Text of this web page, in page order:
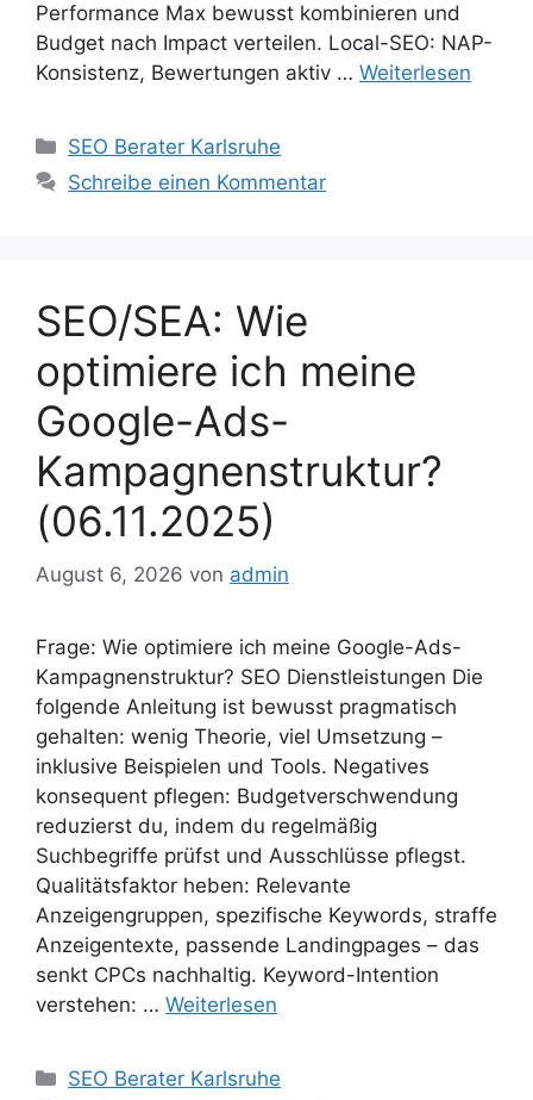
Performance Max bewusst kombinieren und
Budget nach Impact verteilen. Local-SEO: NAP-
Konsistenz, Bewertungen aktiv … Weiterlesen
Kategorien
SEO Berater Karlsruhe
Schreibe einen Kommentar
SEO/SEA: Wie
optimiere ich meine
Google-Ads-
Kampagnenstruktur?
(06.11.2025)
August 6, 2026 von admin
Frage: Wie optimiere ich meine Google-Ads-
Kampagnenstruktur? SEO Dienstleistungen Die
folgende Anleitung ist bewusst pragmatisch
gehalten: wenig Theorie, viel Umsetzung –
inklusive Beispielen und Tools. Negatives
konsequent pflegen: Budgetverschwendung
reduzierst du, indem du regelmäßig
Suchbegriffe prüfst und Ausschlüsse pflegst.
Qualitätsfaktor heben: Relevante
Anzeigengruppen, spezifische Keywords, straffe
Anzeigentexte, passende Landingpages – das
senkt CPCs nachhaltig. Keyword-Intention
verstehen: … Weiterlesen
Kategorien
SEO Berater Karlsruhe